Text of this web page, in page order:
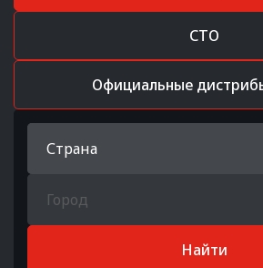
СТО
Официальные
Страна
Город
Найти